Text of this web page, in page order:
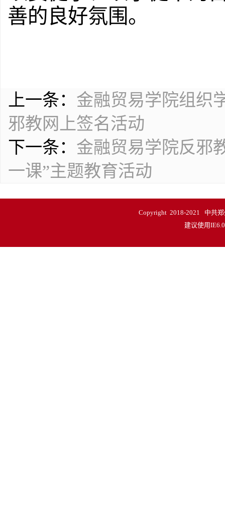
善的良好氛围。
上一条： 金融贸易学院组织
邪教网上签名活动
下一条： 金融贸易学院反邪
一课”主题教育活动
Copyright 2018-2021 中共
建议使用IE6.0以